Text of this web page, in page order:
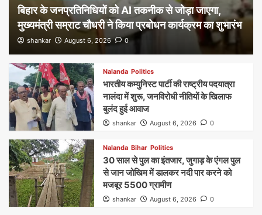
बिहार के जनप्रतिनिधियों को AI तकनीक से जोड़ा जाएगा,
मुख्यमंत्री सम्राट चौधरी ने किया प्रबोधन कार्यक्रम का शुभारंभ
shankar August 6, 2026 0
Nalanda Politics
भारतीय कम्युनिस्ट पार्टी की राष्ट्रीय पदयात्रा
नालंदा में शुरू, जनविरोधी नीतियों के खिलाफ
बुलंद हुई आवाज
shankar August 6, 2026 0
Nalanda Bihar Politics
30 साल से पुल का इंतजार, जुगाड़ के एंगल पुल
से जान जोखिम में डालकर नदी पार करने को
मजबूर 5500 ग्रामीण
shankar August 6, 2026 0